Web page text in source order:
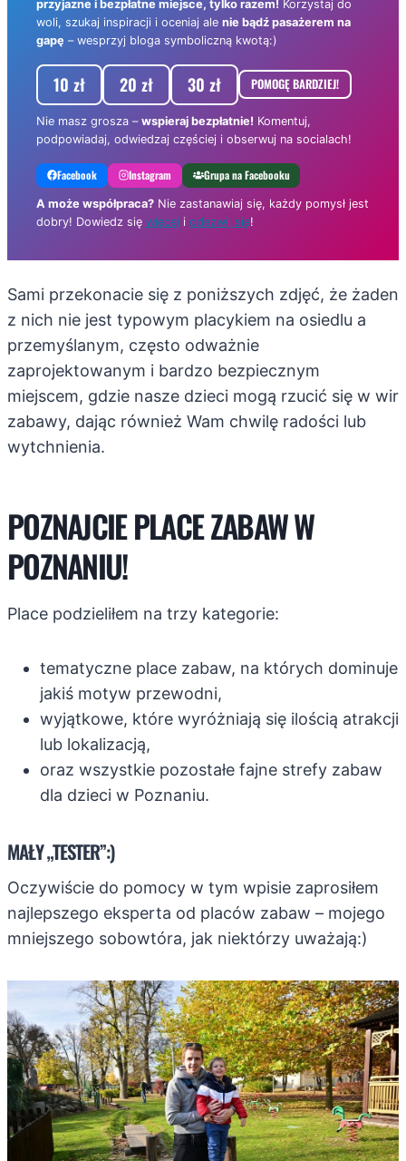
przyjazne i bezpłatne miejsce, tylko razem! Korzystaj do
woli, szukaj inspiracji i oceniaj ale nie bądź pasażerem na
gapę – wesprzyj bloga symboliczną kwotą:)
10 zł 20 zł 30 zł POMOGĘ BARDZIEJ!
Nie masz grosza – wspieraj bezpłatnie! Komentuj,
podpowiadaj, odwiedzaj częściej i obserwuj na socialach!
Facebook Instagram Grupa na Facebooku
A może współpraca? Nie zastanawiaj się, każdy pomysł jest
dobry! Dowiedz się więcej i odezwij się!
Sami przekonacie się z poniższych zdjęć, że żaden
z nich nie jest typowym placykiem na osiedlu a
przemyślanym, często odważnie
zaprojektowanym i bardzo bezpiecznym
miejscem, gdzie nasze dzieci mogą rzucić się w wir
zabawy, dając również Wam chwilę radości lub
wytchnienia.
POZNAJCIE PLACE ZABAW W
POZNANIU!
Place podzieliłem na trzy kategorie:
tematyczne place zabaw, na których dominuje
jakiś motyw przewodni,
wyjątkowe, które wyróżniają się ilością atrakcji
lub lokalizacją,
oraz wszystkie pozostałe fajne strefy zabaw
dla dzieci w Poznaniu.
MAŁY „TESTER”:)
Oczywiście do pomocy w tym wpisie zaprosiłem
najlepszego eksperta od placów zabaw – mojego
mniejszego sobowtóra, jak niektórzy uważają:)